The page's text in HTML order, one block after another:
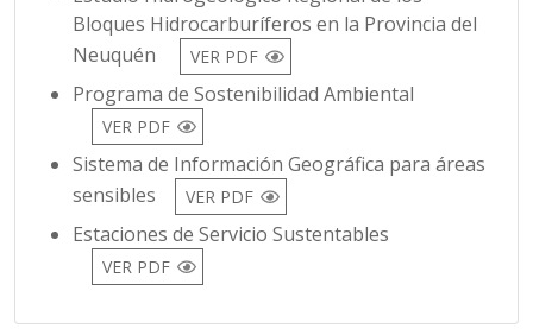
Bloques Hidrocarburíferos en la Provincia del
Neuquén
VER PDF
Programa de Sostenibilidad Ambiental
VER PDF
Sistema de Información Geográfica para áreas
sensibles
VER PDF
Estaciones de Servicio Sustentables
VER PDF